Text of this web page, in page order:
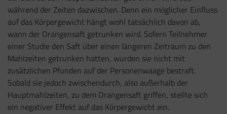
während der Zeiten dazwischen. Denn ein möglicher Einfluss
auf das Körpergewicht hängt wohl tatsächlich davon ab,
wann der Orangensaft getrunken wird. Sofern Teilnehmer
einer Studie den Saft über einen längeren Zeitraum zu den
Mahlzeiten getrunken hatten, wurden sie nicht mit
zusätzlichen Pfunden auf der Personenwaage bestraft.
Sobald sie jedoch zwischendurch, also außerhalb der
Hauptmahlzeiten, zu dem Orangensaft griffen, stellte sich
ein negativer Effekt auf das Körpergewicht ein.